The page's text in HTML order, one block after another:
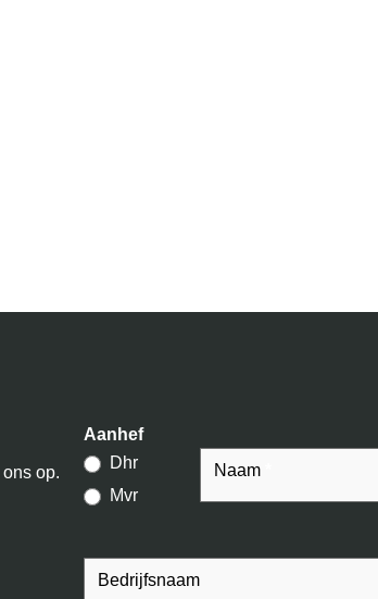
op.
Contact
Aanhef
Dhr
Mvr
Naam
Bedrijfsnaam